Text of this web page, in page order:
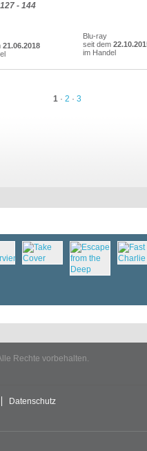
- 144
21.06.2018
Blu-ray
seit dem
im Handel
1· 2 · 3
Rechte vorbehalten.
Datenschutz